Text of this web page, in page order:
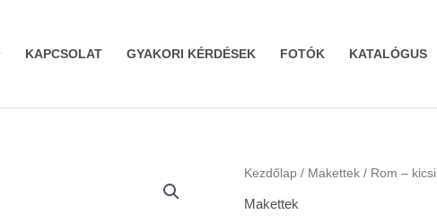
KAPCSOLAT GYAKORI KÉRDÉSEK FOTÓK KATALÓGUS
Kezdőlap / Makettek / Rom – kicsi
Makettek